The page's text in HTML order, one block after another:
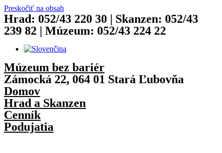
Preskočiť na obsah
Hrad: 052/43 220 30 | Skanzen: 052/43
239 82 | Múzeum: 052/43 224 22
Múzeum bez bariér
Zámocká 22, 064 01 Stará Ľubovňa
Domov
Hrad a Skanzen
Cenník
Podujatia